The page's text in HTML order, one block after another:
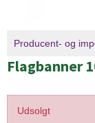
Producent- og
Flagbanner
Udsolgt